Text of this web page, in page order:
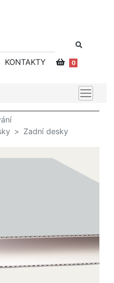
KONTAKTY 0
Zadní desky